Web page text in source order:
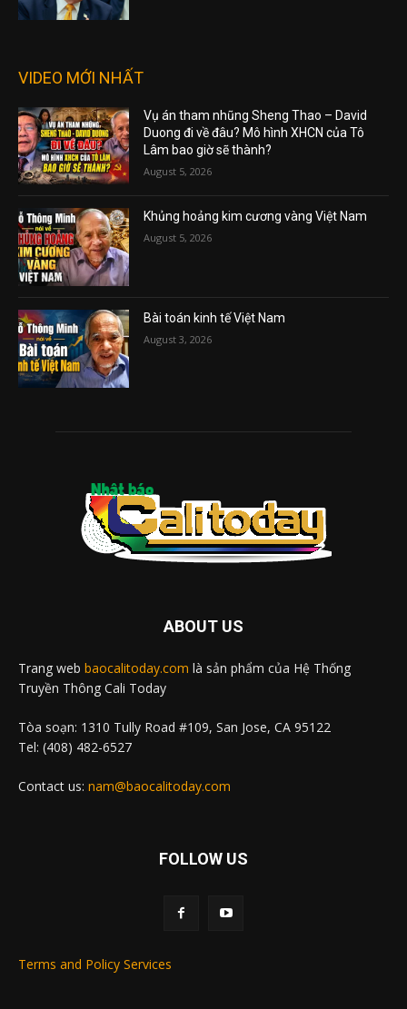
VIDEO MỚI NHẤT
Vụ án tham nhũng Sheng Thao – David
Duong đi về đâu? Mô hình XHCN của Tô
Lâm bao giờ sẽ thành?
August 5, 2026
Khủng hoảng kim cương vàng Việt Nam
August 5, 2026
Bài toán kinh tế Việt Nam
August 3, 2026
ABOUT US
Trang web baocalitoday.com là sản phẩm của Hệ Thống
Truyền Thông Cali Today
Tòa soạn: 1310 Tully Road #109, San Jose, CA 95122
Tel: (408) 482-6527
Contact us: nam@baocalitoday.com
FOLLOW US
Terms and Policy Services